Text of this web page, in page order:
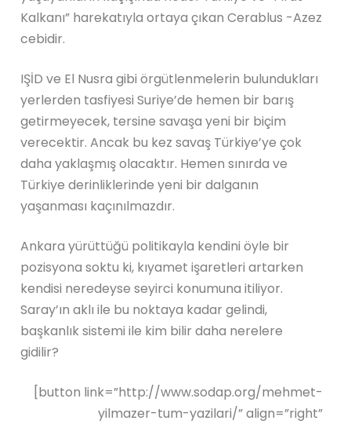
Kalkanı” harekatıyla ortaya çıkan Cerablus -Azez
cebidir.
IŞİD ve El Nusra gibi örgütlenmelerin bulundukları
yerlerden tasfiyesi Suriye’de hemen bir barış
getirmeyecek, tersine savaşa yeni bir biçim
verecektir. Ancak bu kez savaş Türkiye’ye çok
daha yaklaşmış olacaktır. Hemen sınırda ve
Türkiye derinliklerinde yeni bir dalganın
yaşanması kaçınılmazdır.
Ankara yürüttüğü politikayla kendini öyle bir
pozisyona soktu ki, kıyamet işaretleri artarken
kendisi neredeyse seyirci konumuna itiliyor.
Saray’ın aklı ile bu noktaya kadar gelindi,
başkanlık sistemi ile kim bilir daha nerelere
gidilir?
[button link=”http://www.sodap.org/mehmet-
yilmazer-tum-yazilari/” align=”right”